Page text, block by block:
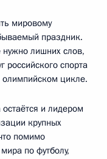
мировому
праздник.
нужно лишних слов,
российского спорта
олимпийском цикле.
и лидером
крупных
помимо
по футболу,